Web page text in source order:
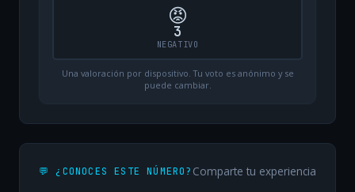
😡
3
NEGATIVO
Una valoración por dispositivo. Tu voto es anónimo y se
puede cambiar.
💬 ¿CONOCES ESTE NÚMERO? Comparte tu experiencia